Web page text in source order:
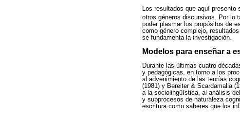
Los resultados que aquí presento
otros géneros discursivos. Por lo
poder plasmar los propósitos de
como género complejo,
se fundamenta la investigación.
Modelos para enseñar a
Durante las últimas cuatro
y pedagógicas, en torno a los
al advenimiento de las teorías
(1981) y Bereiter & Scardamalia
a la sociolingüística, al análisis
y subprocesos de naturaleza
escritura como saberes que los